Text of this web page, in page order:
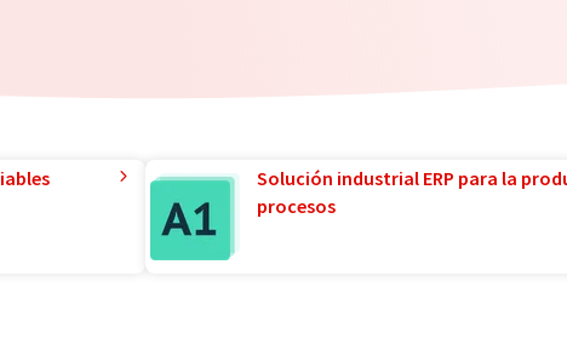
Solución industrial ERP para la
procesos